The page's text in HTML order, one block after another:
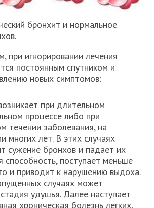
бронхит и нормальное
при игнорировании лечения
постоянным спутником и
новых симптомов:
при длительном
процессе либо при
течении заболевания, на
многих лет. В этих случаях
сужение бронхов и падает их
способность, поступает меньше
и приводит к нарушению выдоха.
случаях может
удушья. Далее наступает
хроническая болезнь легких,